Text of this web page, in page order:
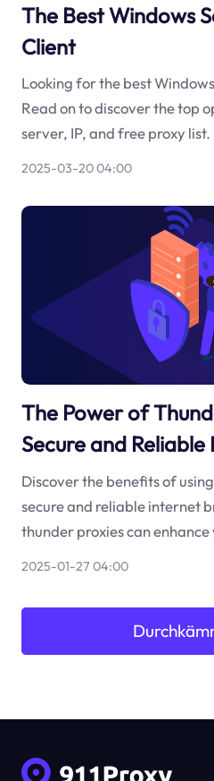
The Best Windows
Client
Looking for the best
Read on to discover the top
server, IP, and free proxy list.
2025-03-20 04:00
The Power of
Secure and
Discover the benefits of
secure and reliable internet
thunder proxies can
2025-01-27 04:00